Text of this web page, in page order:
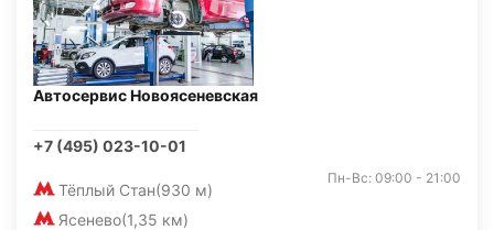
Автосервис Новоясеневская
+7 (495) 023-10-01
Тёплый Стан(930 м)
Ясенево(1,35 км)
Пн-Вс: 09:00 - 21:00